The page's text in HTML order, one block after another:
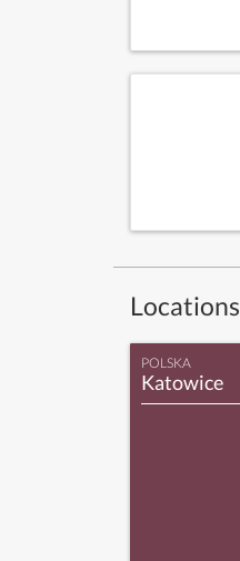
Locations
POLSKA
Katowice